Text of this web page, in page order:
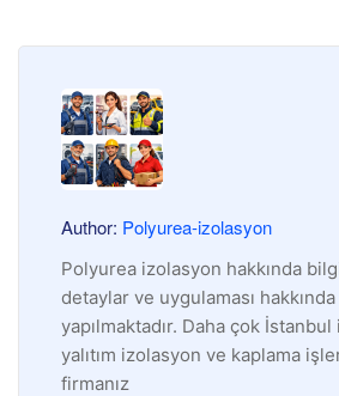
Author: Polyurea-izolasyon
Polyurea izolasyon hakkında
detaylar ve uygulaması
yapılmaktadır. Daha çok
yalıtım izolasyon ve kaplama
firmanız